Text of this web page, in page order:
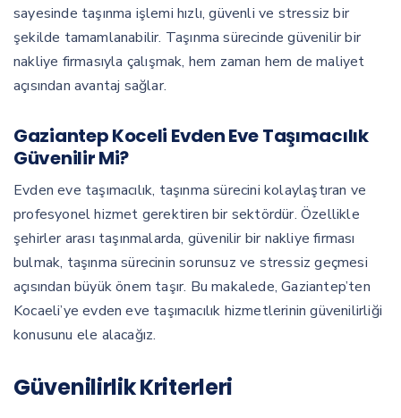
sayesinde taşınma işlemi hızlı, güvenli ve stressiz bir
şekilde tamamlanabilir. Taşınma sürecinde güvenilir bir
nakliye firmasıyla çalışmak, hem zaman hem de maliyet
açısından avantaj sağlar.
Gaziantep Koceli Evden Eve Taşımacılık
Güvenilir Mi?
Evden eve taşımacılık, taşınma sürecini kolaylaştıran ve
profesyonel hizmet gerektiren bir sektördür. Özellikle
şehirler arası taşınmalarda, güvenilir bir nakliye firması
bulmak, taşınma sürecinin sorunsuz ve stressiz geçmesi
açısından büyük önem taşır. Bu makalede, Gaziantep’ten
Kocaeli’ye evden eve taşımacılık hizmetlerinin güvenilirliği
konusunu ele alacağız.
Güvenilirlik Kriterleri